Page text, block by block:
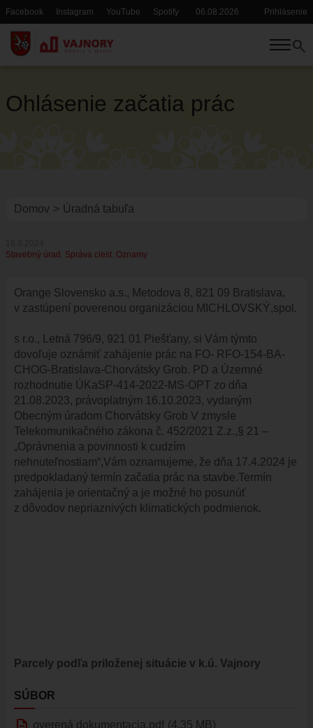
Skočiť
na
hlavný
obsah
Hlavička
Facebook Instagram YouTube Spotify 06.08.2026 Prihlásenie
SÚPISNÉ A ORIENTAČNÉ ČÍSLA
STAVEBNÉ ODDELENIE
KULTÚRA A ŠPORT
SLOBODNÝ PRÍSTUP K INFORMÁCIÁM
STAROSTA
ZÁSTUPKYŇA STAROSTU
MIESTNE ZASTUPITEĽSTVO
KOMISIE
ZASADNUTIA KOMISIÍ
KONTROLÓR
MIESTNA RADA
EVIDENCIA PSOV
VZN
search
Ohlásenie začatia prác
Omrvinka
Domov Úradná tabuľa
Stavebný úrad
Správa ciest Oznamy
Orange Slovensko a.s., Metodova 8, 821 09 Bratislava,
v zastúpení poverenou organizáciou MICHLOVSKÝ,spol.
s r.o.,
Letná 796/9, 921 01 Piešťany, si Vám týmto
dovoľuje oznámiť zahájenie prác na FO- RFO-154-BA-
CHOG-Bratislava-Chorvátsky Grob. PD a Územné
rozhodnutie ÚKaSP-414-2022-MS-OPT zo dňa
21.08.2023, právoplatným 16.10.2023, vydaným
Obecným úradom Chorvátsky Grob V zmysle
Telekomunikačného zákona č. 452/2021 Z.z.,§ 21 –
„Oprávnenia a povinnosti k cudzím
nehnuteľnostiam“,Vám oznamujeme, že dňa 17.4.2024 je
predpokladaný termín začatia prác na stavbe.Termín
zahájenia je orientačný a je možné ho posunúť
z dôvodov nepriaznivých klimatických podmienok.
Parcely podľa priloženej situácie v k.ú. Vajnory
SÚBOR
overená dokumentacia.pdf (4.35 MB)